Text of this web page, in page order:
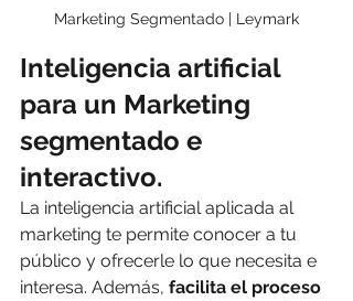
Marketing Segmentado | Leymark
Inteligencia artificial
para un Marketing
segmentado e
interactivo.
La inteligencia artificial aplicada al
marketing te permite conocer a tu
público y ofrecerle lo que necesita e
interesa. Además, facilita el proceso